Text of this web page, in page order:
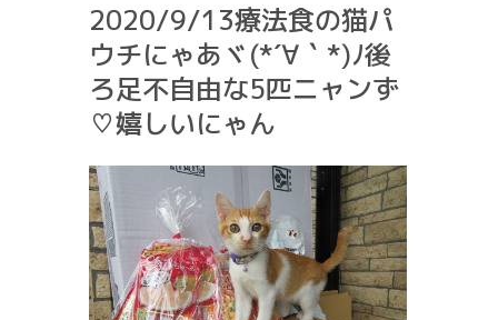
2020/9/13療法食の猫パ
ウチにゃあヾ(*´∀｀*)ﾉ後
ろ足不自由な5匹ニャンず
♡嬉しいにゃん